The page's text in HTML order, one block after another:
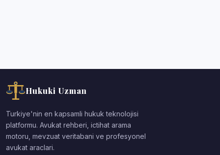
Hukuki Uzman
Turkiye'nin en kapsamli hukuk teknolojisi
platformu. Avukat rehberi, ictihat arama
motoru, mevzuat veritabani ve profesyonel
avukat araclari.